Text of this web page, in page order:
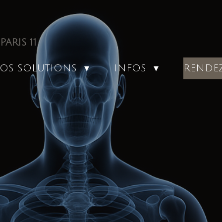
11
SOLUTIONS INFOS